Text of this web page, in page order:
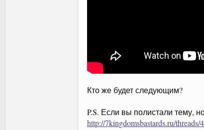
Кто же будет следующим?
P.S. Если вы полистали тему,
http://7kingdomsbastards.ru/threads/